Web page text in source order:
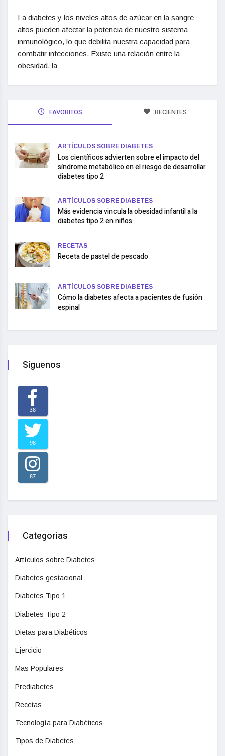
La diabetes y los niveles altos de azúcar en la sangre
altos pueden afectar la potencia de nuestro sistema
inmunológico, lo que debilita nuestra capacidad para
combatir infecciones. Existe una relación entre la
obesidad, la
FAVORITOS RECIENTES
ARTÍCULOS SOBRE DIABETES
Los científicos advierten sobre el impacto del
síndrome metabólico en el riesgo de desarrollar
diabetes tipo 2
ARTÍCULOS SOBRE DIABETES
Más evidencia vincula la obesidad infantil a la
diabetes tipo 2 en niños
RECETAS
Receta de pastel de pescado
ARTÍCULOS SOBRE DIABETES
Cómo la diabetes afecta a pacientes de fusión
espinal
Síguenos
38
98
87
Categorias
Artículos sobre Diabetes
Diabetes gestacional
Diabetes Tipo 1
Diabetes Tipo 2
Dietas para Diabéticos
Ejercicio
Mas Populares
Prediabetes
Recetas
Tecnología para Diabéticos
Tipos de Diabetes